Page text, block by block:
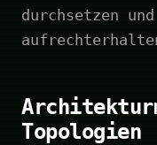
durchsetzen
Topologien